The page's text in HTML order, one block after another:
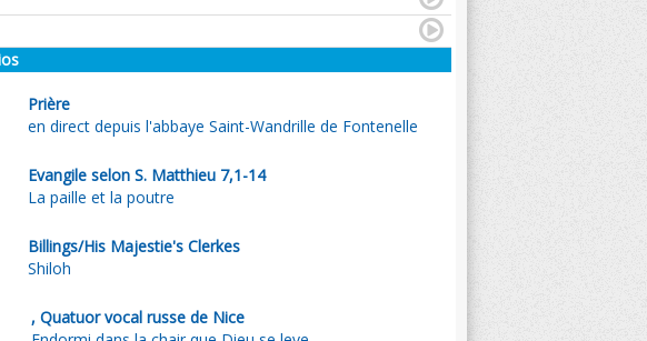
Prière
en direct depuis l'abbaye Saint-Wandrille de Fontenelle
Evangile selon S. Matthieu 7,1-14
La paille et la poutre
Billings/His Majestie's Clerkes
Shiloh
, Quatuor vocal russe de Nice